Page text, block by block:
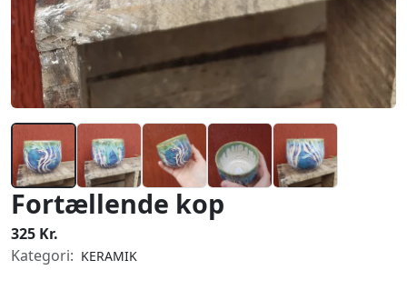
Fortællende kop
325 Kr.
Kategori: KERAMIK